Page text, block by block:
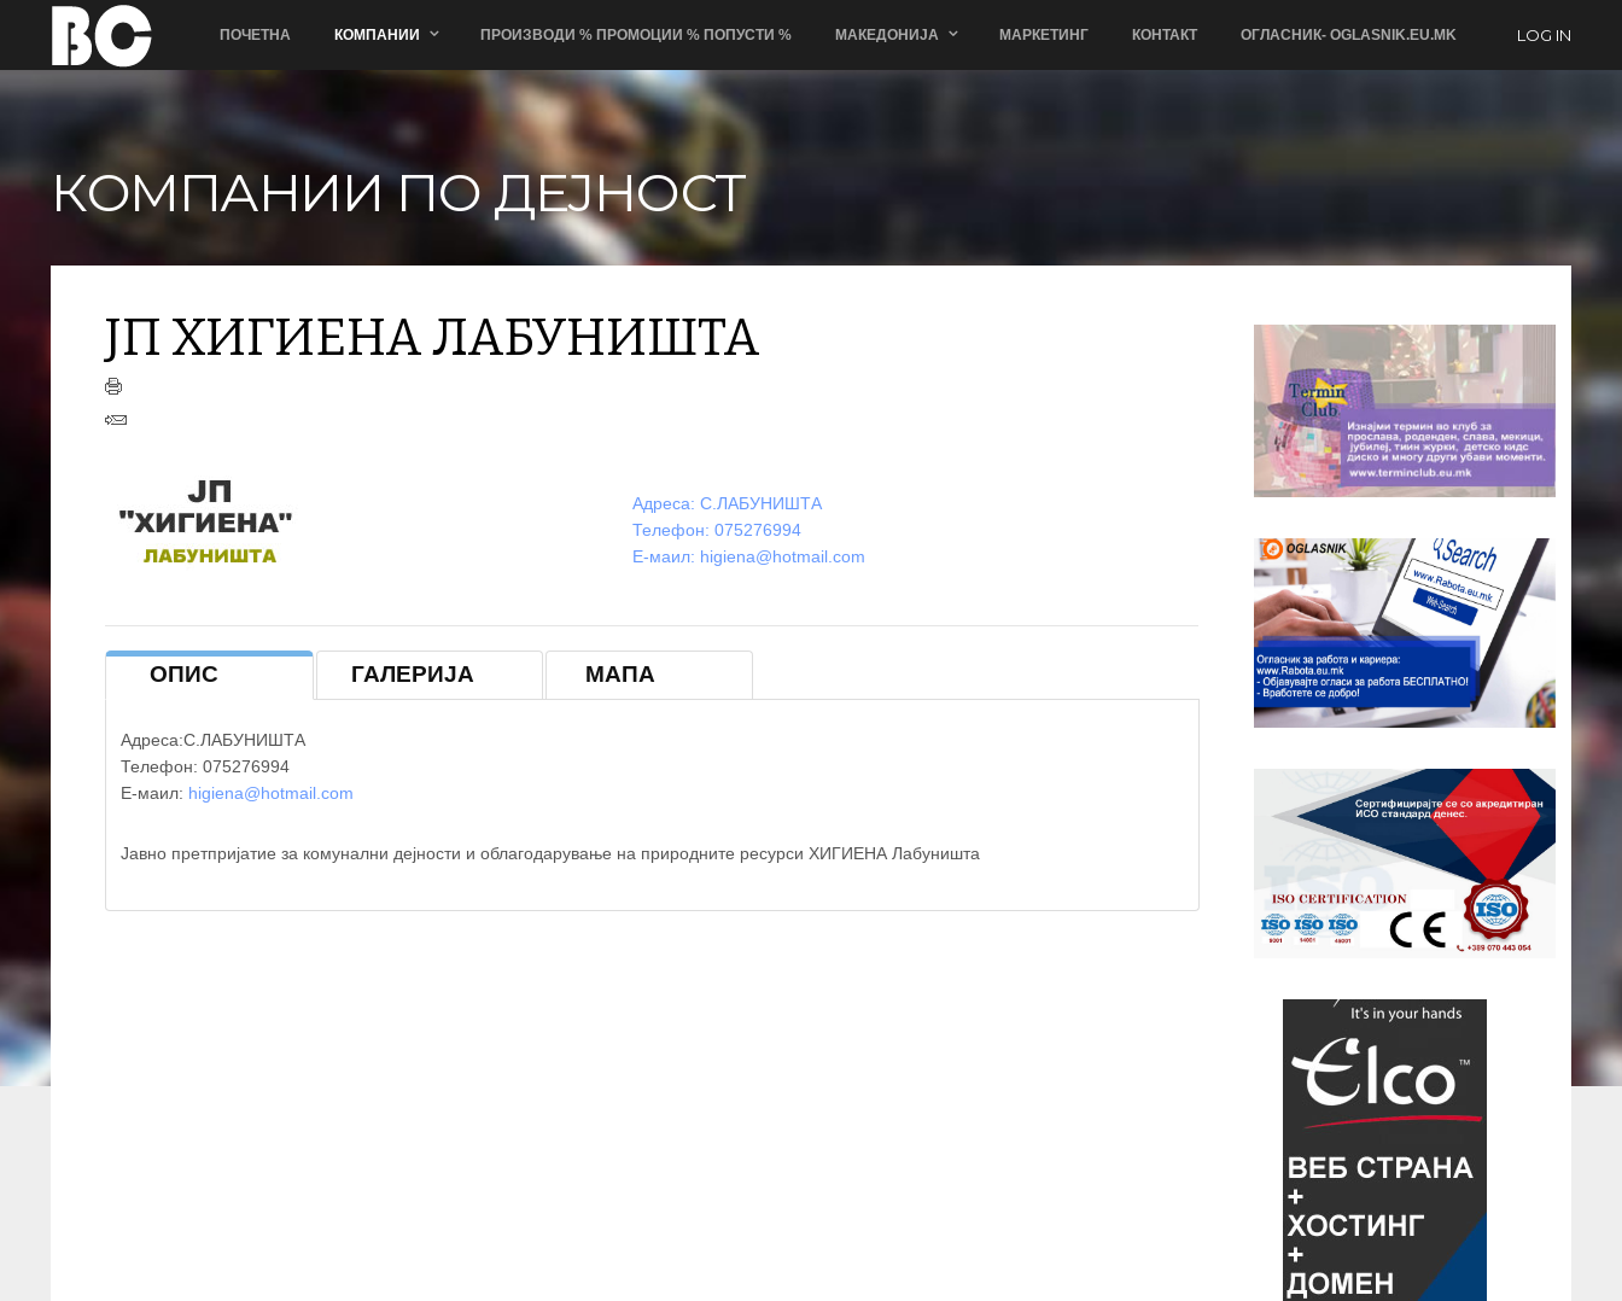
LOG IN
ПОЧЕТНА КОМПАНИИ ПРОИЗВОДИ % ПРОМОЦИИ % ПОПУСТИ % МАКЕДОНИЈА МАРКЕТИНГ КОНТАКТ ОГЛАСНИК- OGLASNIK.EU.MK
КОМПАНИИ ПО ДЕЈНОСТ
ЈП ХИГИЕНА ЛАБУНИШТА
Адреса: С.ЛАБУНИШТА
Телефон: 075276994
Е-маил: higiena@hotmail.com
ОПИС ГАЛЕРИЈА МАПА
Адреса:С.ЛАБУНИШТА
Телефон: 075276994
Е-маил: higiena@hotmail.com
Јавно претпријатие за комунални дејности и облагодарување на природните ресурси ХИГИЕНА Лабуништа
Наскоро повеќе фотографии од ЈП ХИГИЕНА ЛАБУНИШТА
ЈП ХИГИЕНА ЛАБУНИШТА